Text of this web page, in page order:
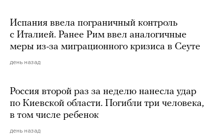
Испания ввела пограничный контроль
с Италией. Ранее Рим ввел аналогичные
меры из-за миграционного кризиса в Сеуте
день назад
Россия второй раз за неделю нанесла удар
по Киевской области. Погибли три человека,
в том числе ребенок
день назад